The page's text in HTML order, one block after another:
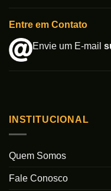
Entre em Contato
Envie um E-mail
INSTITUCIONAL
Quem Somos
Fale Conosco